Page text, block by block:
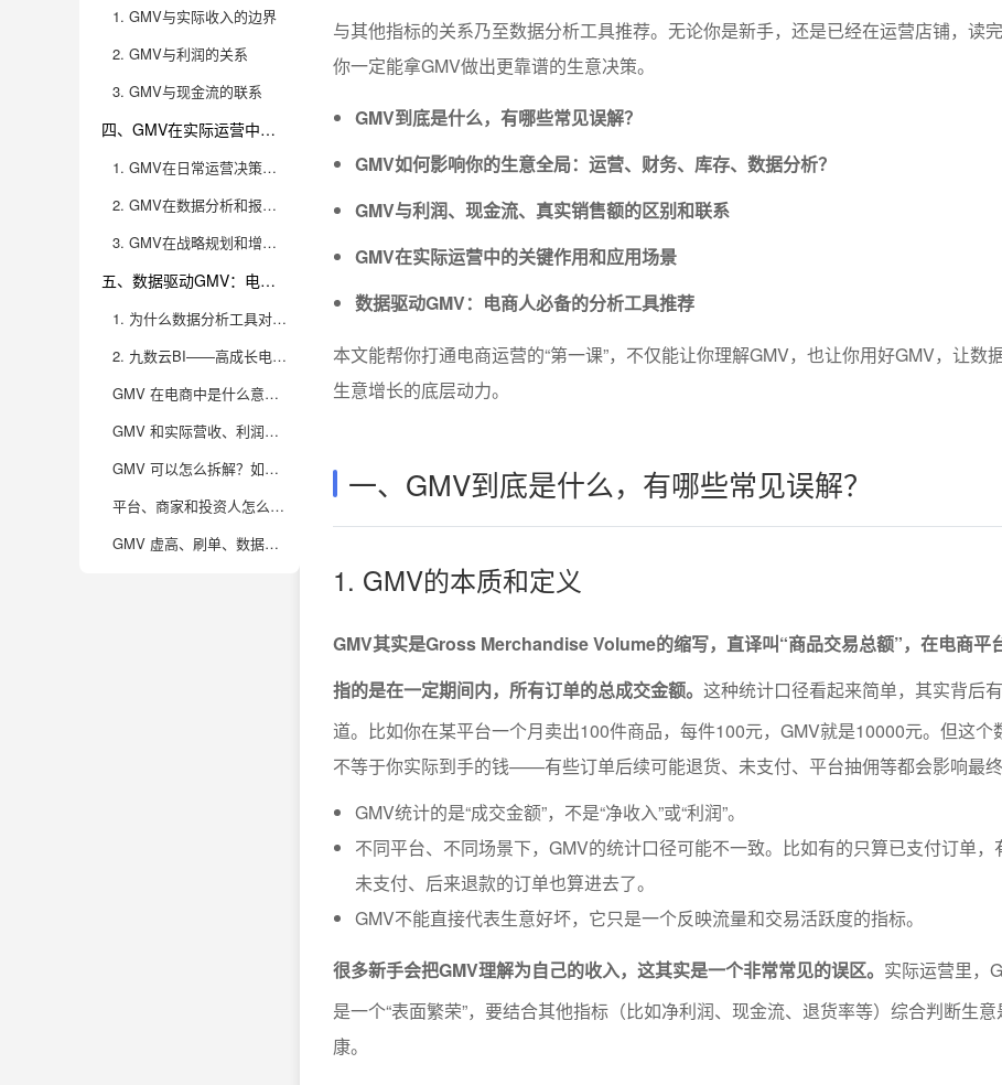
1. GMV与实际收入的边界
2. GMV与利润的关系
3. GMV与现金流的联系
四、GMV在实际运营中的关键作用和应用场景
1. GMV在日常运营决策中的应用
2. GMV在数据分析和报表管理中的作用
3. GMV在战略规划和增长管理中的价值
五、数据驱动GMV：电商人必备的分析工具推荐
1. 为什么数据分析工具对GMV管理至关重要
2. 九数云BI——高成长电商企业的首选
GMV 在电商中是什么意思？为什么说搞懂 GMV 就能搞懂生意？
GMV 和实际营收、利润有什么区别？只看 GMV 会不会有坑？
GMV 可以怎么拆解？如何用数据分析找到提升 GMV 的具体方法？
平台、商家和投资人怎么看 GMV？不同角色如何利用 GMV 数据做决策？
GMV 虚高、刷单、数据造假在电商里常见吗？怎么判断 GMV 的真实性？
与其他指标的关系乃至数据分析工具推荐。无论你是新手，还是已经在运营店铺，读完
你一定能拿GMV做出更靠谱的生意决策。
GMV到底是什么，有哪些常见误解？
GMV如何影响你的生意全局：运营、财务、库存、数据分析？
GMV与利润、现金流、真实销售额的区别和联系
GMV在实际运营中的关键作用和应用场景
数据驱动GMV：电商人必备的分析工具推荐
本文能帮你打通电商运营的“第一课”，不仅能让你理解GMV，也让你用好GMV，让数
生意增长的底层动力。
一、GMV到底是什么，有哪些常见误解？
1. GMV的本质和定义
GMV其实是Gross Merchandise Volume的缩写，直译叫“商品交易总额”，在电商平
指的是在一定期间内，所有订单的总成交金额。 这种统计口径看起来简单，其实背后
道。比如你在某平台一个月卖出100件商品，每件100元，GMV就是10000元。但这个
不等于你实际到手的钱——有些订单后续可能退货、未支付、平台抽佣等都会影响最终
GMV统计的是“成交金额”，不是“净收入”或“利润”。
不同平台、不同场景下，GMV的统计口径可能不一致。比如有的只算已支付订单，
未支付、后来退款的订单也算进去了。
GMV不能直接代表生意好坏，它只是一个反映流量和交易活跃度的指标。
很多新手会把GMV理解为自己的收入，这其实是一个非常常见的误区。 实际运营里，
是一个“表面繁荣”，要结合其他指标（比如净利润、现金流、退货率等）综合判断生
康。